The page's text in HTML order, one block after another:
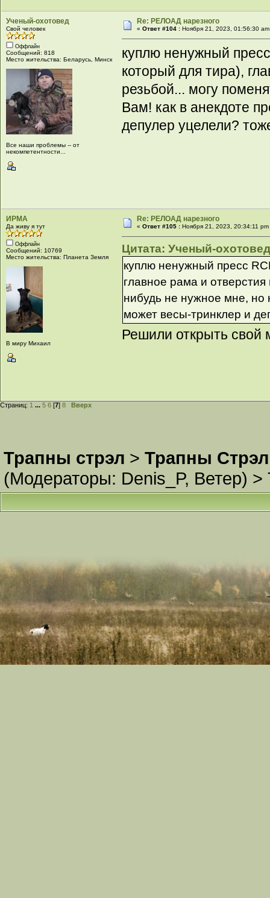
Ученый-охотовед
Свой человек
Оффлайн
Сообщений: 818
Место жительства: Беларусь, Минск
Все наши проблемы -- от
некомпетентности...
Re: РЕЛОАД нарезного
«Ответ #104 : Ноября 21, 2023, 01:56:30
куплю ненужный
который для тира),
резьбой... могу
Вам! как в анекдоте
депулер уцелели?
ИРМА
Да живу я тут
Оффлайн
Сообщений: 10769
Место жительства: Планета Земля
В миру Михаил
Re: РЕЛОАД нарезного
«Ответ #105 : Ноября 21, 2023, 20:34:11 pm
Цитата: Ученый-
куплю ненужный пресс
главное рама и
нибудь не нужное мне, но
может весы-тринклер и
Решили открыть свой
Страниц: 1 ... 5 6 [7] 8 Вверх
Трапны стрэл > Трапны Стрэл
(Модераторы: Denis_P, Ветер) >